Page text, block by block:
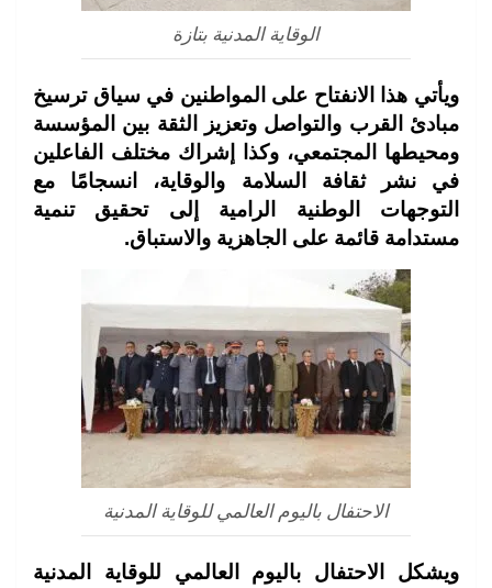
الوقاية المدنية بتازة
ويأتي هذا الانفتاح على المواطنين في سياق ترسيخ
مبادئ القرب والتواصل وتعزيز الثقة بين المؤسسة
ومحيطها المجتمعي، وكذا إشراك مختلف الفاعلين
في نشر ثقافة السلامة والوقاية، انسجامًا مع
التوجهات الوطنية الرامية إلى تحقيق تنمية
مستدامة قائمة على الجاهزية والاستباق.
الاحتفال باليوم العالمي للوقاية المدنية
ويشكل الاحتفال باليوم العالمي للوقاية المدنية